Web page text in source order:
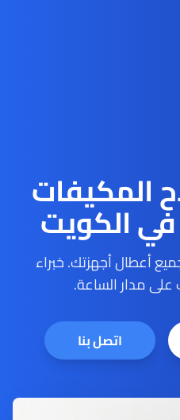
المكيفات
الكويت
أعطال أجهزتك. خبراء
مدار الساعة.
اتصل بنا